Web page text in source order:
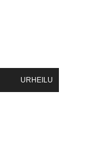
URHEILU